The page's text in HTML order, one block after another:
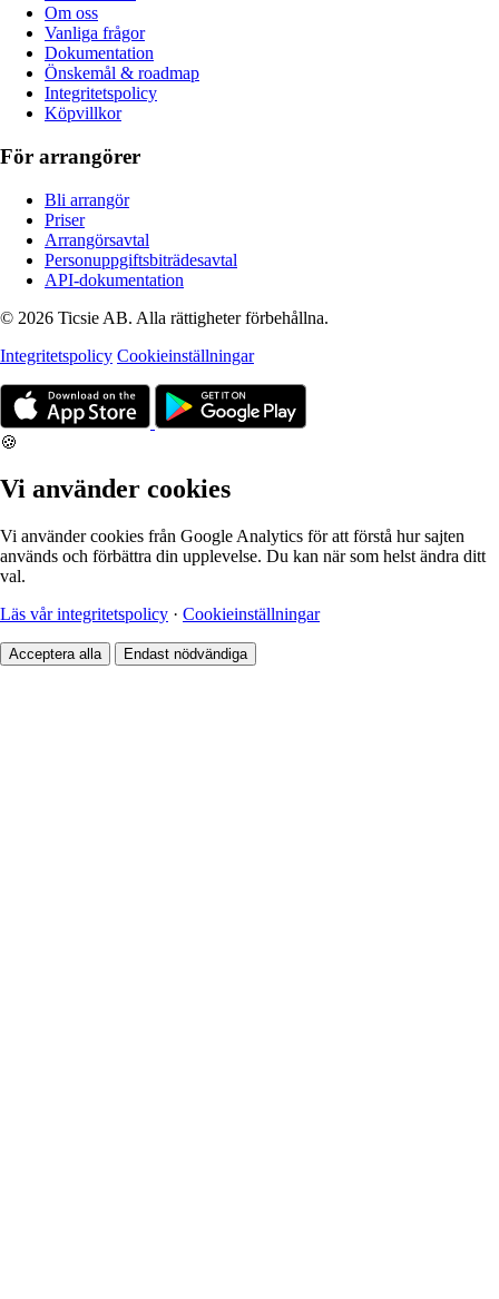
Om oss
Vanliga frågor
Dokumentation
Önskemål & roadmap
Integritetspolicy
Köpvillkor
För arrangörer
Bli arrangör
Priser
Arrangörsavtal
Personuppgiftsbiträdesavtal
API-dokumentation
© 2026 Ticsie AB. Alla rättigheter förbehållna.
Integritetspolicy Cookieinställningar
🍪
Vi använder cookies
Vi använder cookies från Google Analytics för att förstå hur sajten
används och förbättra din upplevelse. Du kan när som helst ändra ditt
val.
Läs vår integritetspolicy · Cookieinställningar
Acceptera alla Endast nödvändiga